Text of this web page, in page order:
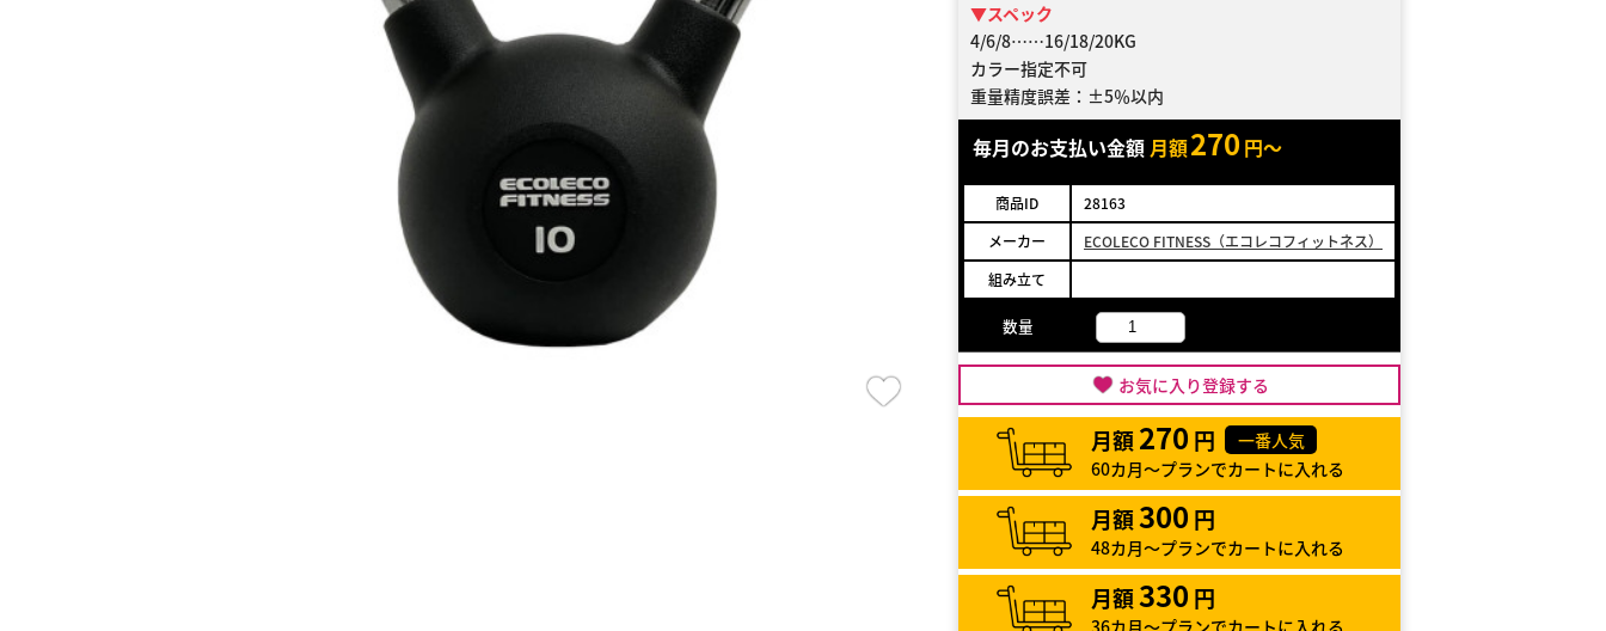
▼スペック
4/6/8……16/18/20KG
カラー指定不可
重量精度誤差：±5％以内
毎月のお支払い金額 月額270 円～
商品ID
28163
メーカー
ECOLECO FITNESS（エコレコフィットネス）
組み立て
数量
お気に入り登録する
月額 270 円
一番人気
60カ月～プランでカートに入れる
月額300 円
48カ月～プランでカートに入れる
月額330 円
36カ月～プランでカートに入れる